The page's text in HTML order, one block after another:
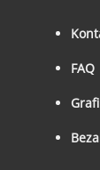
FAQ